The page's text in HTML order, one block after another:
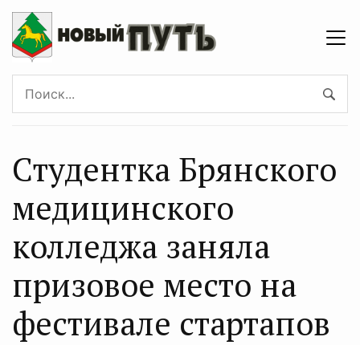
Студентка Брянского
медицинского
колледжа заняла
призовое место на
фестивале стартапов